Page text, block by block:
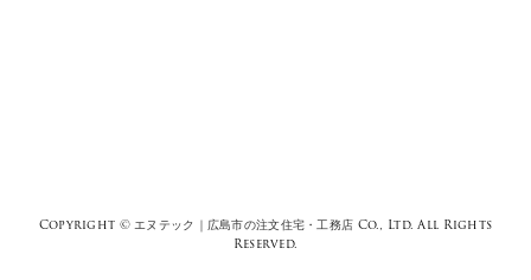
Copyright ©エヌテック｜広島市の注文住宅・工務店 Co., Ltd. All Rights
Reserved.